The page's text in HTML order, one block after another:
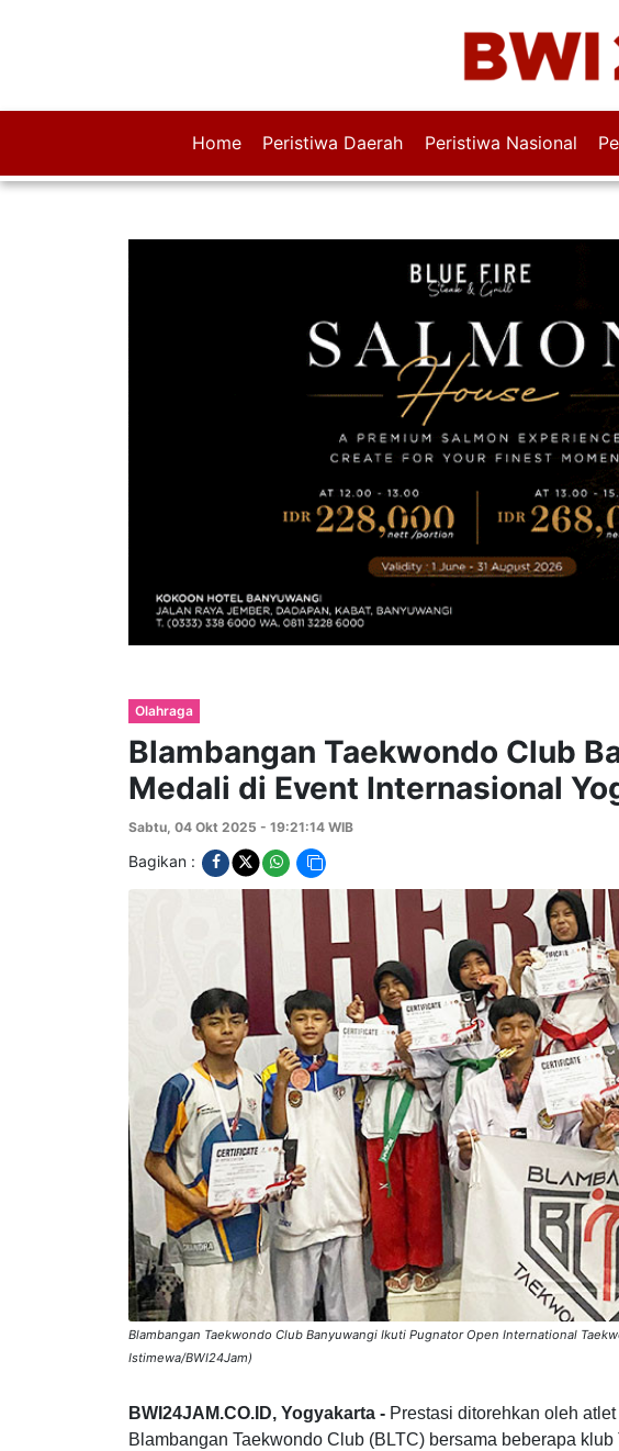
Home Peristiwa Daerah Peristiwa Nasional
Olahraga
Blambangan Taekwondo Club
Medali di Event Internasional
Sabtu, 04 Okt 2025 - 19:21:14 WIB
Istimewa/BWI24Jam)